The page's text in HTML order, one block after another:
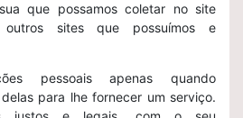
que possamos coletar no site
sites que possuímos e
pessoais apenas quando
para lhe fornecer um serviço.